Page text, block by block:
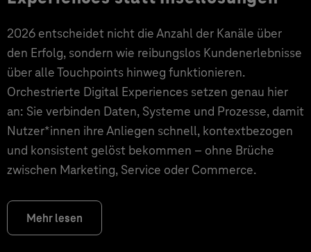
2026 entscheidet nicht die Anzahl der Kanäle über
den Erfolg, sondern wie reibungslos Kundenerlebnisse
über alle Touchpoints hinweg funktionieren.
Orchestrierte Digital Experiences setzen genau hier
an: Sie verbinden Daten, Systeme und Prozesse, damit
Nutzer*innen ihre Anliegen schnell, kontextbezogen
und konsistent gelöst bekommen – ohne Brüche
zwischen Marketing, Service oder Commerce.
Mehr lesen